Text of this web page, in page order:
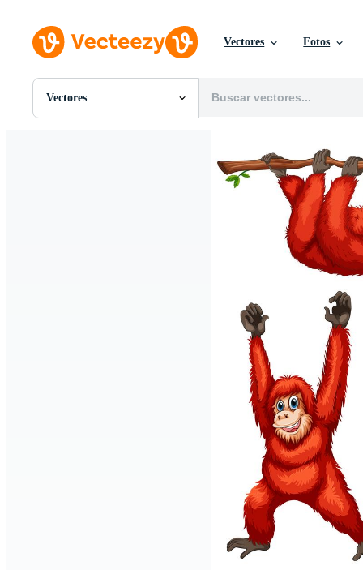
Vectores Fotos
Vectores
Todas Imágenes